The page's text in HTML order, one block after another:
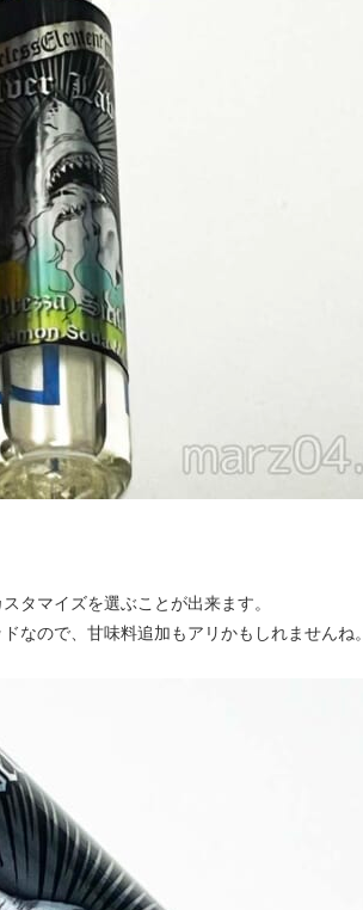
タマイズを選ぶことが出来ます。
なので、甘味料追加もアリかもしれませんね。